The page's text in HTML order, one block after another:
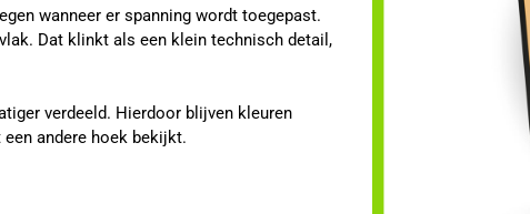
wanneer er spanning wordt toegepast.
Dat klinkt als een klein technisch detail,
verdeeld. Hierdoor blijven kleuren
andere hoek bekijkt.